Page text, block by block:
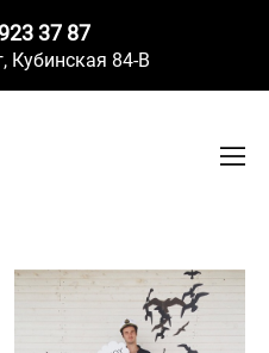
37 87
Кубинская 84-В